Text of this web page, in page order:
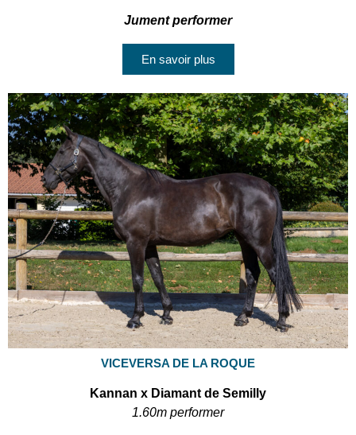
Jument performer
En savoir plus
VICEVERSA DE LA ROQUE
Kannan x Diamant de Semilly
1.60m performer